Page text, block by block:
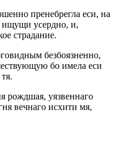
пренебрегла еси, на
ищущи усердно, и,
страдание.
безбоязненно,
бо имела еси
рождшая, уязвеннаго
вечнаго исхити мя,